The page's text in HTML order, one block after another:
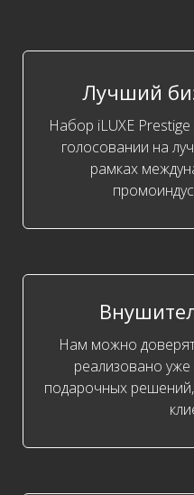
Лучший
Набор iLUXE
голосовании на
рамках
Нам можно
реализовано
подарочных